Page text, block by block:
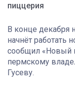
пиццерия
В конце декабря
начнёт работать
сообщил «Новый
пермскому
Гусеву.